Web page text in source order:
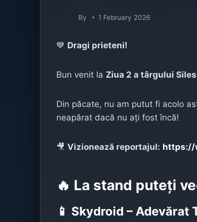
By 1 February 2026
💙 Dragi prieteni!
Bun venit la Ziua 2 a târgului
Din păcate, nu am putut fi acolo
neapărat dacă nu ați fost încă!
🎥Vizionează reportajul: https://
🔥 La stand puteți
📱 Skydroid –